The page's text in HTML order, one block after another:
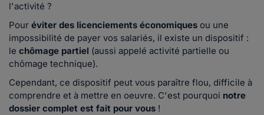
l'activité ?
Pour éviter des licenciements économiques ou une
impossibilité de payer vos salariés, il existe un dispositif :
le chômage partiel (aussi appelé activité partielle ou
chômage technique).
Cependant, ce dispositif peut vous paraître flou, difficile à
comprendre et à mettre en oeuvre. C'est pourquoi notre
dossier complet est fait pour vous !